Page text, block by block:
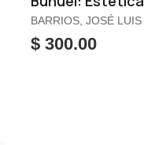
Naturalista en el
Cine Mexicano
(1950-2021)
BARRIOS, JOSÉ LUIS
$ 300.00